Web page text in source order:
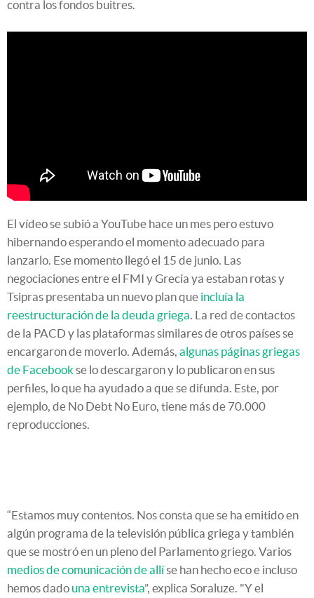
contra los fondos buitres.
El vídeo se subió a YouTube hace un mes pero estuvo
hibernando esperando el momento adecuado para
lanzarlo. Ese momento llegó el 15 de junio. Las
negociaciones entre el FMI y Grecia ya estaban rotas y
Tsipras presentaba un nuevo plan que incluía la
reestructuración de la deuda griega . La red de contactos
de la PACD y las plataformas similares de otros países se
encargaron de moverlo. Además, algunas páginas griegas
de Facebookse lo descargaron y lo publicaron en sus
perfiles, lo que ha ayudado a que se difunda. Este, por
ejemplo, de No Debt No Euro, tiene más de 70.000
reproducciones.
“Estamos muy contentos. Nos consta que se ha emitido en
algún programa de la televisión pública griega y también
que se mostró en un pleno del Parlamento griego. Varios
medios de comunicación de allíse han hecho eco e incluso
hemos dado una entrevista”, explica Soraluze. "Y el